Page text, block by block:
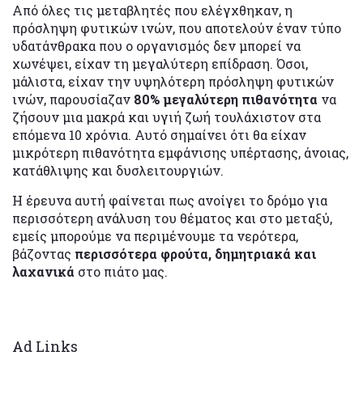
Από όλες τις μεταβλητές που ελέγχθηκαν, η
πρόσληψη φυτικών ινών, που αποτελούν έναν τύπο
υδατάνθρακα που ο οργανισμός δεν μπορεί να
χωνέψει, είχαν τη μεγαλύτερη επίδραση. Όσοι,
μάλιστα, είχαν την υψηλότερη πρόσληψη φυτικών
ινών, παρουσίαζαν 80% μεγαλύτερη πιθανότητα να
ζήσουν μια μακρά και υγιή ζωή τουλάχιστον στα
επόμενα 10 χρόνια. Αυτό σημαίνει ότι θα είχαν
μικρότερη πιθανότητα εμφάνισης υπέρτασης, άνοιας,
κατάθλιψης και δυσλειτουργιών.
Η έρευνα αυτή φαίνεται πως ανοίγει το δρόμο για
περισσότερη ανάλυση του θέματος και στο μεταξύ,
εμείς μπορούμε να περιμένουμε τα νερότερα,
βάζοντας περισσότερα φρούτα, δημητριακά και
λαχανικά στο πιάτο μας.
Ad Links